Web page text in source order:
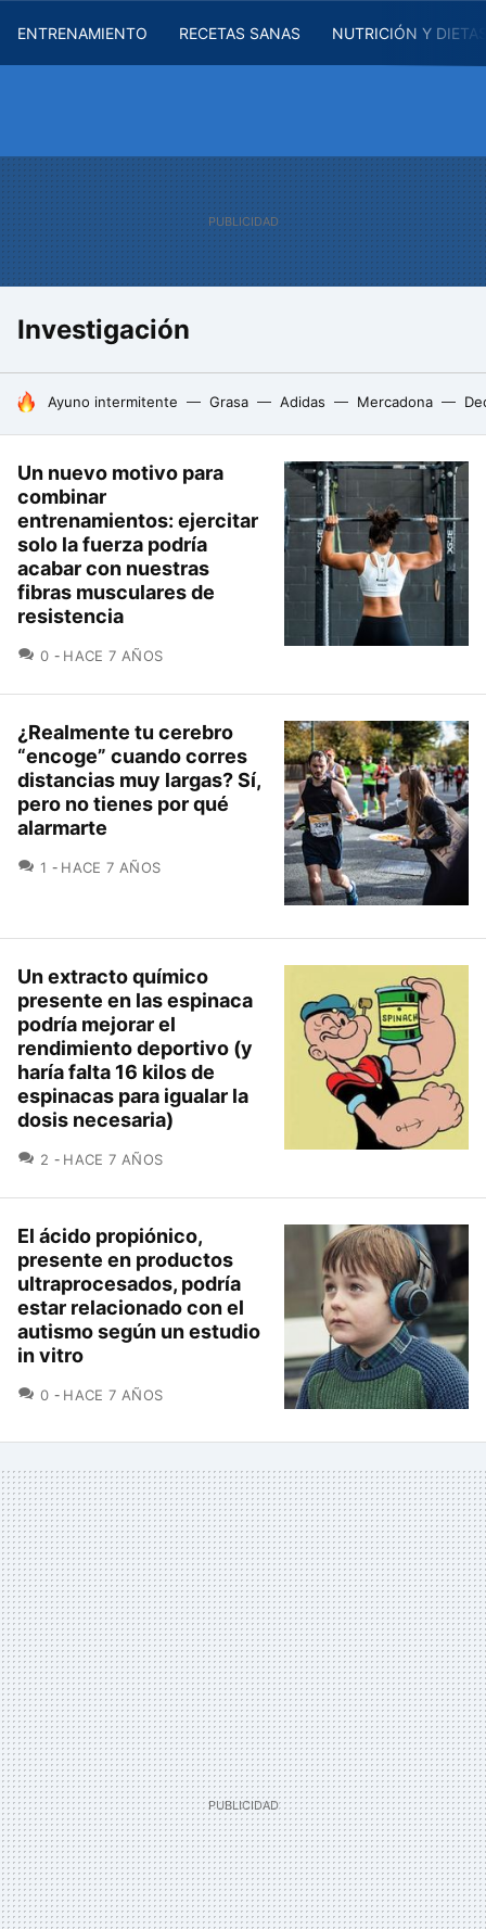
ENTRENAMIENTO RECETAS SANAS NUTRICIÓN Y
Investigación
HOY SE HABLA DE
Ayuno intermitente Grasa Adidas Mercadona
Un nuevo motivo para
combinar
entrenamientos: ejercitar
solo la fuerza podría
acabar con nuestras
fibras musculares de
resistencia
0 COMENTARIOS
HACE 7 AÑOS
¿Realmente tu cerebro
“encoge” cuando corres
distancias muy largas? Sí,
pero no tienes por qué
alarmarte
1 COMENTARIOS
HACE 7 AÑOS
Un extracto químico
presente en las espinaca
podría mejorar el
rendimiento deportivo (y
haría falta 16 kilos de
espinacas para igualar la
dosis necesaria)
2 COMENTARIOS
HACE 7 AÑOS
El ácido propiónico,
presente en productos
ultraprocesados, podría
estar relacionado con el
autismo según un estudio
in vitro
0 COMENTARIOS
HACE 7 AÑOS